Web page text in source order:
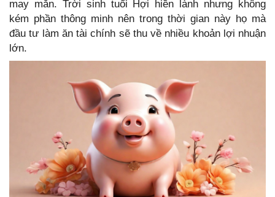
may mắn. Trời sinh tuổi Hợi hiền lành nhưng không
kém phần thông minh nên trong thời gian này họ mà
đầu tư làm ăn tài chính sẽ thu về nhiều khoản lợi nhuận
lớn.